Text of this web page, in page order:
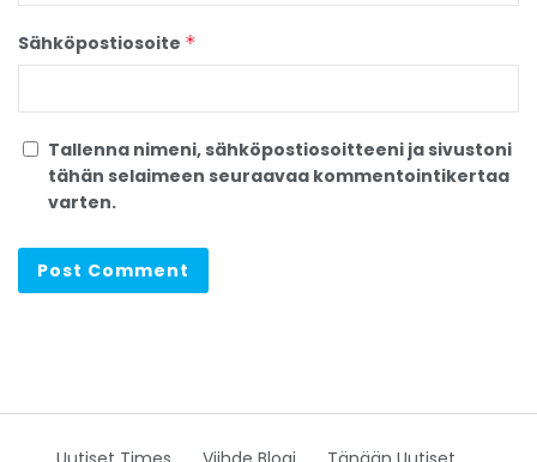
Sähköpostiosoite *
Tallenna nimeni, sähköpostiosoitteeni ja sivustoni
tähän selaimeen seuraavaa kommentointikertaa
varten.